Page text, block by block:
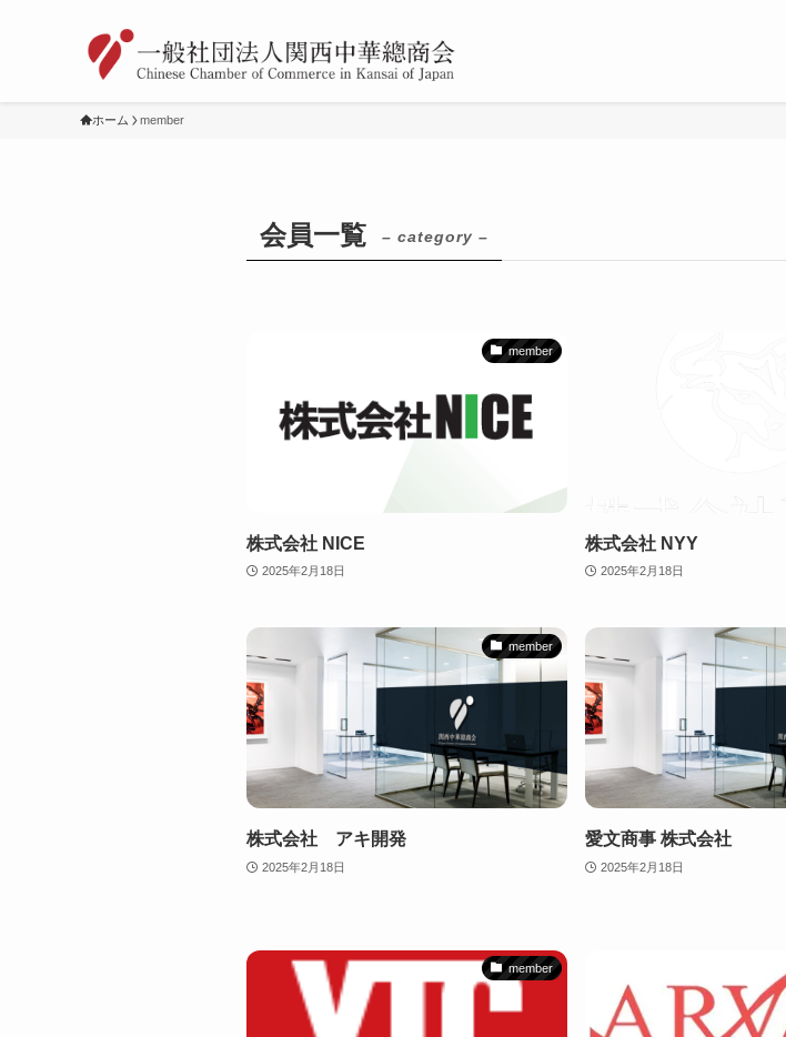
ホーム member
会員一覧 – category –
member
株式会社 NICE
2025年2月18日
株式会社 NYY
2025年2月18日
member
株式会社 アキ開発
2025年2月18日
愛文商事 株式会社
2025年2月18日
member